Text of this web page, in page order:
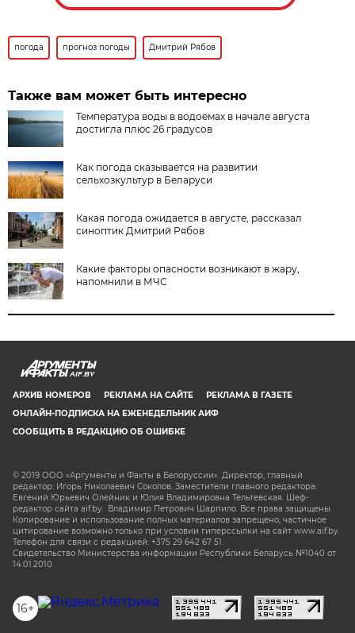
погода прогноз погоды Дмитрий Рябов
Также вам может быть интересно
Температура воды в водоемах в начале августа
достигла плюс 26 градусов
Как погода сказывается на развитии
сельхозкультур в Беларуси
Какая погода ожидается в августе, рассказал
синоптик Дмитрий Рябов
Какие факторы опасности возникают в жару,
напомнили в МЧС
AIF.BY
АРХИВ НОМЕРОВ РЕКЛАМА НА САЙТЕ
РЕКЛАМА В ГАЗЕТЕ
ОНЛАЙН-ПОДПИСКА НА ЕЖЕНЕДЕЛЬНИК АИФ
СООБЩИТЬ В РЕДАКЦИЮ ОБ ОШИБКЕ
© 2019 ООО «Аргументы и Факты в Белоруссии». Директор, главный
редактор: Игорь Николаевич Соколов. Заместители главного редактора:
Евгений Юрьевич Олейник и Юлия Владимировна Тельтевская. Шеф-
редактор сайта aif.by: Владимир Петрович Шарпило. Все права защищены.
Копирование и использование полных материалов запрещено, частичное
цитирование возможно только при условии гиперссылки на сайт www.aif.by.
Телефон для связи с редакцией: +375 29 642 67 51.
Свидетельство Министерства информации Республики Беларусь №1040 от
14.01.2010
16+